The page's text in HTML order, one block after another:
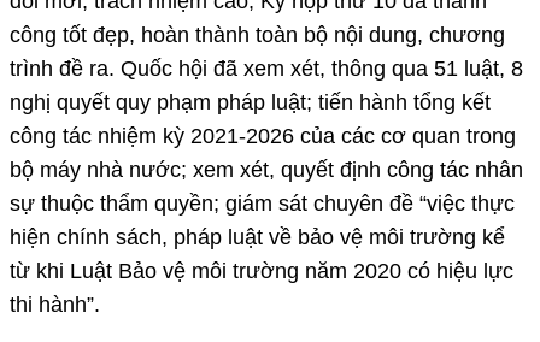
công tốt đẹp, hoàn thành toàn bộ nội dung, chương
trình đề ra. Quốc hội đã xem xét, thông qua 51 luật, 8
nghị quyết quy phạm pháp luật; tiến hành tổng kết
công tác nhiệm kỳ 2021-2026 của các cơ quan trong
bộ máy nhà nước; xem xét, quyết định công tác nhân
sự thuộc thẩm quyền; giám sát chuyên đề “việc thực
hiện chính sách, pháp luật về bảo vệ môi trường kể
từ khi Luật Bảo vệ môi trường năm 2020 có hiệu lực
thi hành”.